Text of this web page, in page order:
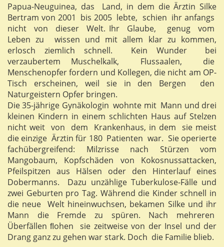
Papua-Neuguinea, das Land, in dem die Ärztin Silke
Bertram von 2001 bis 2005 lebte, schien ihr anfangs
nicht von dieser Welt. Ihr Glaube, genug vom
Leben zu wissen und mit allem klar zu kommen,
erlosch ziemlich schnell. Kein Wunder bei
verzaubertem Muschelkalk, Flussaalen, die
Menschenopfer fordern und Kollegen, die nicht am OP-
Tisch erscheinen, weil sie in den Bergen den
Naturgeistern Opfer bringen.
Die 35-jährige Gynäkologin wohnte mit Mann und drei
kleinen Kindern in einem schlichten Haus auf Stelzen
nicht weit von dem Krankenhaus, in dem sie meist
die einzige Ärztin für 180 Patienten war. Sie operierte
fachübergreifend: Milzrisse nach Stürzen vom
Mangobaum, Kopfschäden von Kokosnussattacken,
Pfeilspitzen aus Hälsen oder den Hinterlauf eines
Dobermanns. Dazu unzählige Tuberkulose-Fälle und
zwei Geburten pro Tag. Während die Kinder schnell in
die neue Welt hineinwuchsen, bekamen Silke und ihr
Mann die Fremde zu spüren. Nach mehreren
Überfällen ﬂohen sie zeitweise von der Insel und der
Drang ganz zu gehen war stark. Doch die Familie blieb.